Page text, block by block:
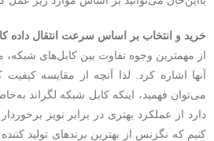
خرید و انتخاب بر اساس سرعت انتقال داده
از مهمترین وجوه تفاوت بین کابل‌های شبکه،
آنها اشاره کرد. لذا آنچه از مقایسه
می‌توان فهمید، اینکه کابل شبکه لگراند
دارد از عملکرد بهتری در برابر نویز
کنیم که نگزنس از بهترین برند‌های تولید